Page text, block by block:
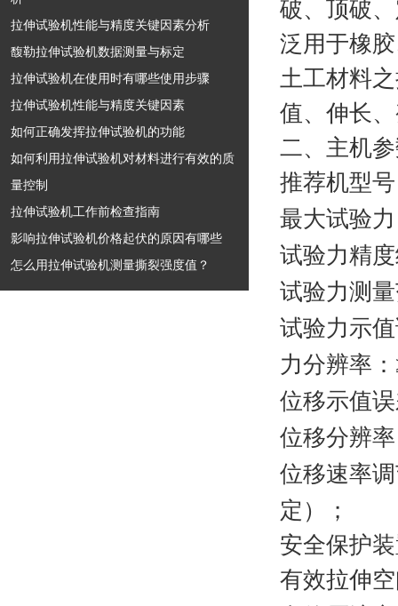
拉伸试验机性能与精度关键因素分析
馥勒拉伸试验机数据测量与标定
拉伸试验机在使用时有哪些使用步骤
拉伸试验机性能与精度关键因素
如何正确发挥拉伸试验机的功能
如何利用拉伸试验机对材料进行有效的质
量控制
拉伸试验机工作前检查指南
影响拉伸试验机价格起伏的原因有哪些
怎么用拉伸试验机测量撕裂强度值？
破、顶破
泛用于橡
土工材料
值、伸长
二、主机
推荐机型
最大试验
试验力精
试验力测
试验力示
力分辨率
位移示值
位移分辨
位移速率
定）；
安全保护
有效拉伸